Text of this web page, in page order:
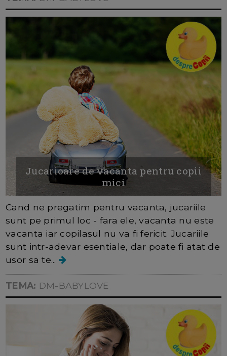
Jucarioare de vacanta pentru copii
mici
Cand ne pregatim pentru vacanta, jucariile
sunt pe primul loc - fara ele, vacanta nu este
vacanta iar copilasul nu va fi fericit. Jucariile
sunt intr-adevar esentiale, dar poate fi atat de
usor sa te...
TEMA: DM-BABYLOVE